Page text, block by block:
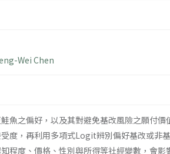
Wei Chen
魚之偏好，以及其對避免基改風險之願付
度，再利用多項式Logit辨別偏好基改或
程度、價格、性別與所得等社經變數，會